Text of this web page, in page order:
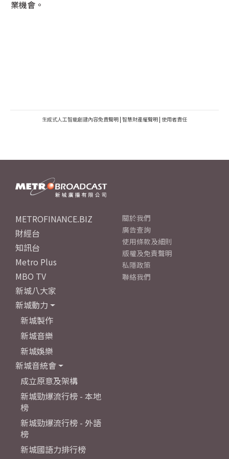
業機會。
生成式人工智能創建內容免責聲明 | 智慧財產權聲明 | 使用者責任
METROFINANCE.BIZ
財經台
知訊台
Metro Plus
MBO TV
新城八大家
新城動力
新城製作
新城音樂
新城娛樂
新城音統會
成立原意及架構
新城勁爆流行榜 - 本地
榜
新城勁爆流行榜 - 外語
榜
新城國語力排行榜
關於我們
廣告查詢
使用條款及細則
版權及免責聲明
私隱政策
聯絡我們